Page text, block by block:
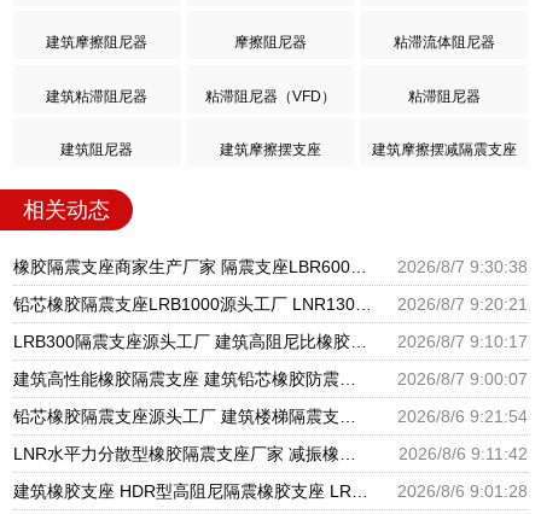
建筑摩擦阻尼器 摩擦阻尼器 粘滞流体阻尼器
建筑粘滞阻尼器 粘滞阻尼器（VFD） 粘滞阻尼器
建筑阻尼器 建筑摩擦摆支座 建筑摩擦摆减隔震支座
相关动态
橡胶隔震支座商家生产厂家 隔震支座LBR600生产厂家 天然橡胶隔震支座LNR1000-Ⅱ厂家
2026/8/7 9:30:38
铅芯橡胶隔震支座LRB1000源头工厂 LNR1300天然橡胶支座什么价格 国内隔震支座生产厂家
2026/8/7 9:20:21
LRB300隔震支座源头工厂 建筑高阻尼比橡胶隔震支座厂家 铅芯抗震支座装置源头工厂
2026/8/7 9:10:17
建筑高性能橡胶隔震支座 建筑铅芯橡胶防震支座工厂 LRB500一Ⅱ型橡胶隔震支座
2026/8/7 9:00:07
铅芯橡胶隔震支座源头工厂 建筑楼梯隔震支座生产厂家 高楼隔震支座
2026/8/6 9:21:54
LNR水平力分散型橡胶隔震支座厂家 减振橡胶隔震支座 LRB铅芯支座什么价格
2026/8/6 9:11:42
建筑橡胶支座 HDR型高阻尼隔震橡胶支座 LRB1200支座
2026/8/6 9:01:28